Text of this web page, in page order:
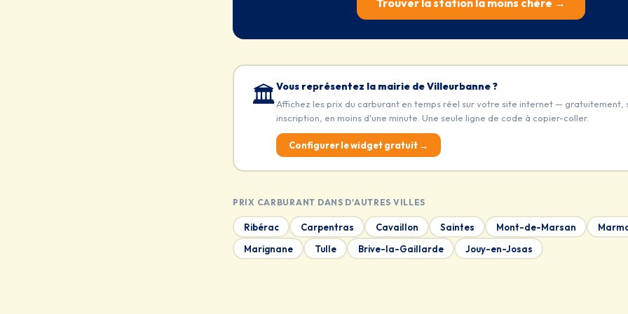
Trouver la station la moins chère →
🏛️Vous représentez la mairie de Villeurbanne ?
Affichez les prix du carburant en temps réel sur votre site internet — gratuitement,
inscription, en moins d'une minute. Une seule ligne de code à copier-coller.
Configurer le widget gratuit →
PRIX CARBURANT DANS D'AUTRES VILLES
Ribérac Carpentras Cavaillon Saintes Mont-de-Marsan
Marignane
Tulle Brive-la-Gaillarde Jouy-en-Josas